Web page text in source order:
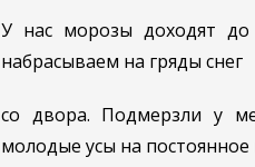
У нас морозы доходят
набрасываем на гряды снег
со двора. Подмерзли у
молодые усы на постоянное